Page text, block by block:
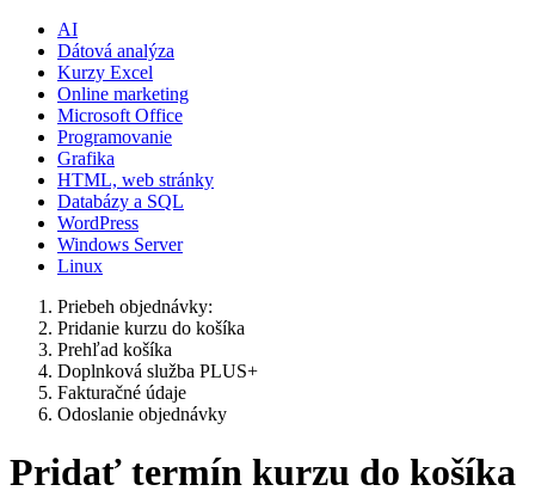
AI
Dátová analýza
Kurzy Excel
Online marketing
Microsoft Office
Programovanie
Grafika
HTML, web stránky
Databázy a SQL
WordPress
Windows Server
Linux
Priebeh objednávky:
Pridanie kurzu do košíka
Prehľad košíka
Doplnková služba PLUS+
Fakturačné údaje
Odoslanie objednávky
Pridať termín kurzu do košíka